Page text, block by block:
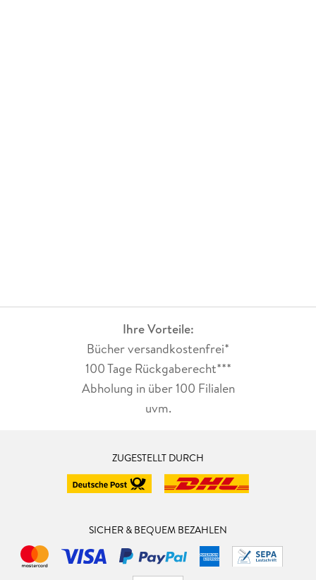
Ihre Vorteile:
Bücher versandkostenfrei*
100 Tage Rückgaberecht***
Abholung in über 100 Filialen
uvm.
ZUGESTELLT DURCH
SICHER & BEQUEM BEZAHLEN